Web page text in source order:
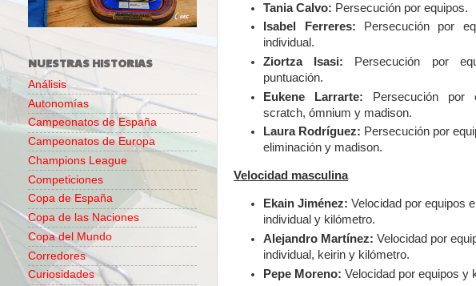
Tania Calvo: Persecución por equipos.
Isabel Ferreres: Persecución por
individual.
Ziortza Isasi: Persecución por
puntuación.
Eukene Larrarte: Persecución por
scratch, ómnium y madison.
Laura Rodríguez: Persecución por
eliminación y madison.
Velocidad masculina
Ekain Jiménez: Velocidad por equipos e
individual y kilómetro.
Alejandro Martínez: Velocidad por
individual, keirin y kilómetro.
Pepe Moreno: Velocidad por equipos y
NUESTRAS HISTORIAS
Análisis
Autonomías
Campeonatos de España
Campeonatos de Europa
Champions League
Competiciones
Copa de España
Copa de las Naciones
Copa del Mundo
Corredores
Curiosidades